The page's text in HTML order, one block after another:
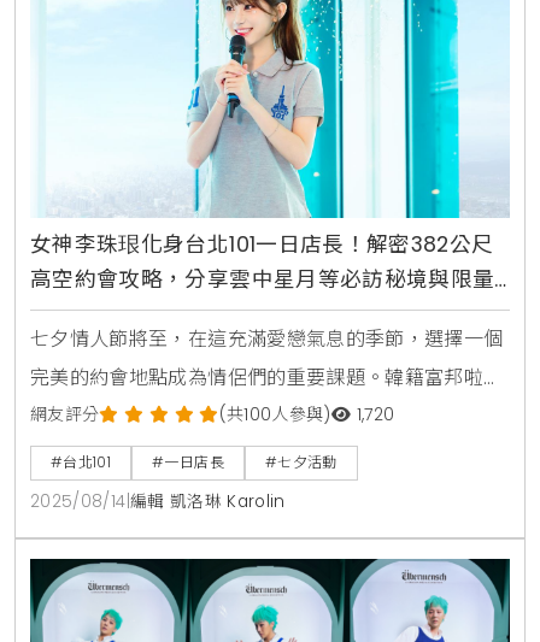
滿，獨家熱舞引爆全場活動現場氣氛熱烈，李多慧換上
女神李珠珢化身台北101一日店長！解密382公尺
高空約會攻略，分享雲中星月等必訪秘境與限量
商品
七夕情人節將至，在這充滿愛戀氣息的季節，選擇一個
完美的約會地點成為情侶們的重要課題。韓籍富邦啦啦
隊Fubon Angels人氣成員李珠珢，於日前首度登上台
北101觀景台，化身海拔382公尺的「一日店長」，以其
獨特的粉絲魅力與專業的體驗經驗，向大眾力薦台北101
作為絕佳的浪漫約會勝地。活動現場，李珠珢不僅親切
地以中文和粉絲互動，更換上她親自挑選的台北101限定
商品，包含黑色飛行外套、塔尖灰色POLO
網友評分 (共100人參與) 1,720
#台北101 #一日店長 #七夕活動
2025/08/14 編輯 凱洛琳 Karolin